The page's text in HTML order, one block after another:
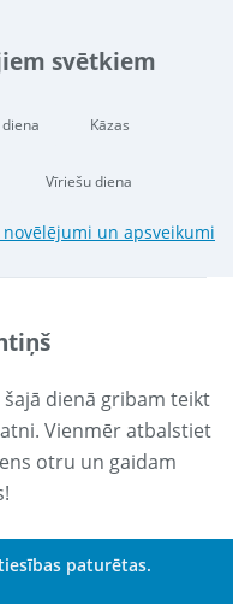
svētkiem
Kāzas
Vīriešu diena
novēlējumi un apsveikumi
dienā gribam teikt
Vienmēr atbalstiet
otru un gaidam
paturētas.